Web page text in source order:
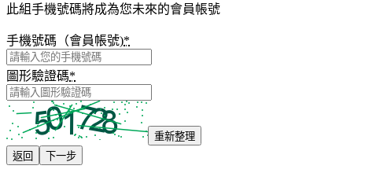
此組手機號碼將成為您未來的會員帳號
手機號碼（會員帳號)*
圖形驗證碼*
重新整理
返回
下一步